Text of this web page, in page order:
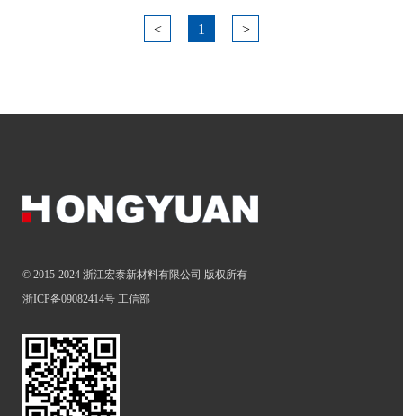
< 1 >
© 2015-2024 浙江宏泰新材料有限公司 版权所有
浙ICP备09082414号 工信部